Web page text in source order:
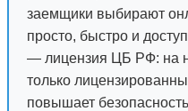
заемщики выбирают
просто, быстро и
— лицензия ЦБ РФ: на
только
повышает